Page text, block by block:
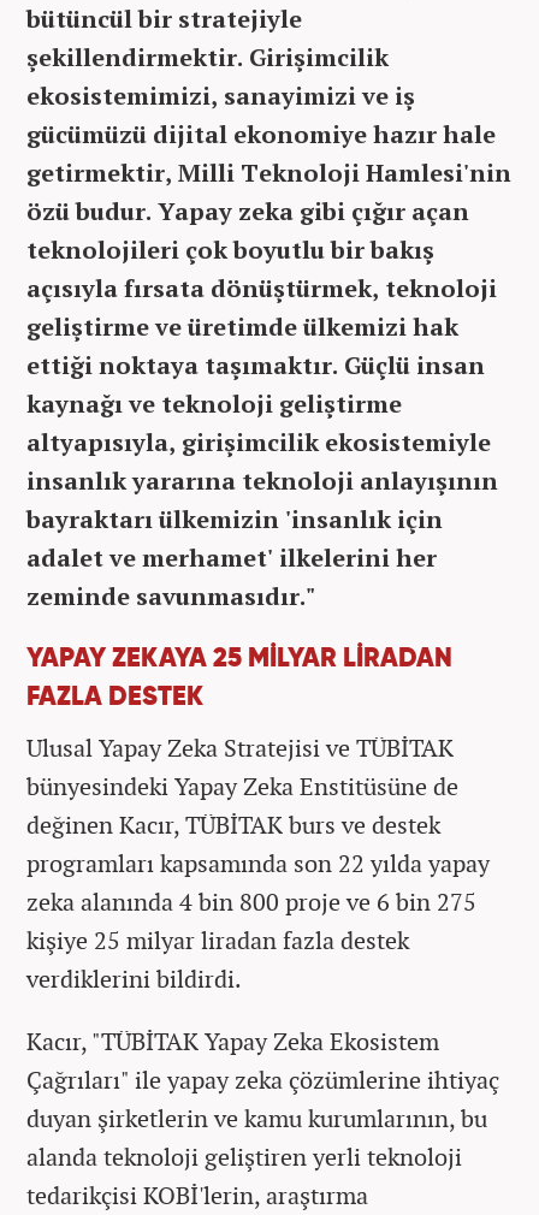
bütüncül bir stratejiyle
şekillendirmektir. Girişimcilik
ekosistemimizi, sanayimizi ve iş
gücümüzü dijital ekonomiye hazır hale
getirmektir, Milli Teknoloji Hamlesi'nin
özü budur. Yapay zeka gibi çığır açan
teknolojileri çok boyutlu bir bakış
açısıyla fırsata dönüştürmek, teknoloji
geliştirme ve üretimde ülkemizi hak
ettiği noktaya taşımaktır. Güçlü insan
kaynağı ve teknoloji geliştirme
altyapısıyla, girişimcilik ekosistemiyle
insanlık yararına teknoloji anlayışının
bayraktarı ülkemizin 'insanlık için
adalet ve merhamet' ilkelerini her
zeminde savunmasıdır."
YAPAY ZEKAYA 25 MİLYAR LİRADAN
FAZLA DESTEK
Ulusal Yapay Zeka Stratejisi ve TÜBİTAK
bünyesindeki Yapay Zeka Enstitüsüne de
değinen Kacır, TÜBİTAK burs ve destek
programları kapsamında son 22 yılda yapay
zeka alanında 4 bin 800 proje ve 6 bin 275
kişiye 25 milyar liradan fazla destek
verdiklerini bildirdi.
Kacır, "TÜBİTAK Yapay Zeka Ekosistem
Çağrıları" ile yapay zeka çözümlerine ihtiyaç
duyan şirketlerin ve kamu kurumlarının, bu
alanda teknoloji geliştiren yerli teknoloji
tedarikçisi KOBİ'lerin, araştırma